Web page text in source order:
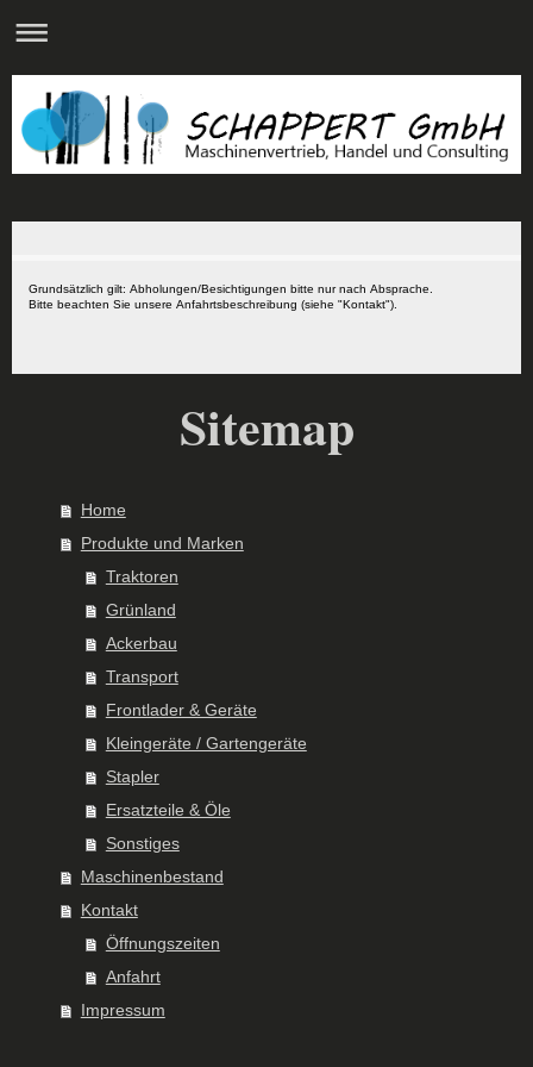
Grundsätzlich gilt: Abholungen/Besichtigungen bitte nur nach Absprache.
Bitte beachten Sie unsere Anfahrtsbeschreibung (siehe "Kontakt").
Sitemap
Home
Produkte und Marken
Traktoren
Grünland
Ackerbau
Transport
Frontlader & Geräte
Kleingeräte / Gartengeräte
Stapler
Ersatzteile & Öle
Sonstiges
Maschinenbestand
Kontakt
Öffnungszeiten
Anfahrt
Impressum